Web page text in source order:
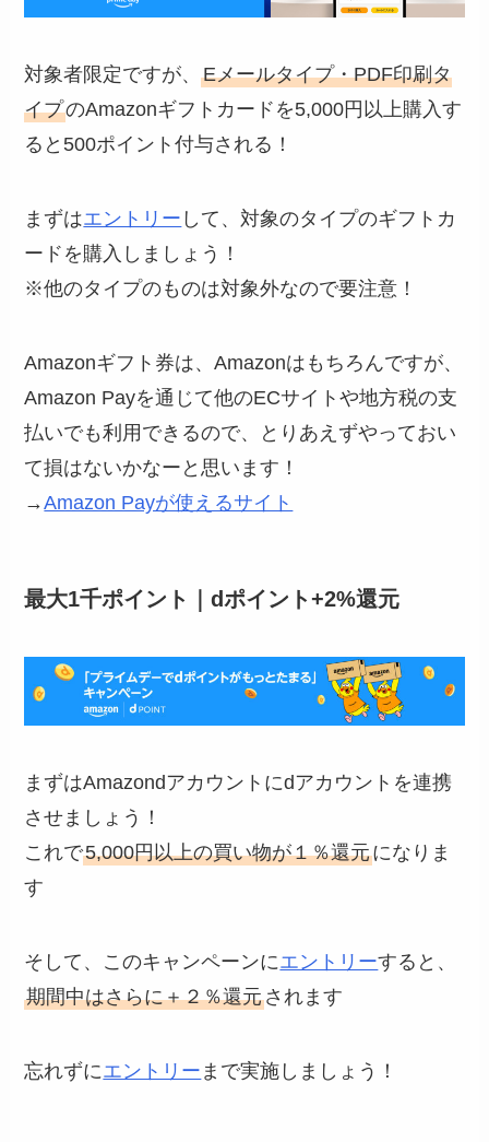
対象者限定ですが、Eメールタイプ・PDF印刷タ
イプのAmazonギフトカードを5,000円以上購入す
ると500ポイント付与される！
まずはエントリー して、対象のタイプのギフトカ
ードを購入しましょう！
※他のタイプのものは対象外なので要注意！
Amazonギフト券は、Amazonはもちろんですが、
Amazon Payを通じて他のECサイトや地方税の支
払いでも利用できるので、とりあえずやっておい
て損はないかなーと思います！
→Amazon Payが使えるサイト
最大1千ポイント｜dポイント+2%還元
まずはAmazondアカウントにdアカウントを連携
させましょう！
これで5,000円以上の買い物が１％還元になりま
す
そして、このキャンペーンにエントリーすると、
期間中はさらに＋２％還元されます
忘れずにエントリー まで実施しましょう！